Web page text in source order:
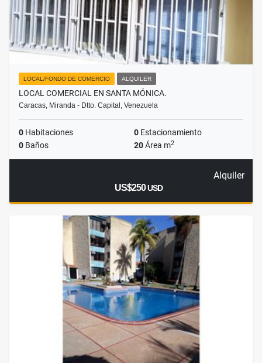
LOCAL/FONDO DE COMERCIO ALQUILER
LOCAL COMERCIAL EN SANTA MÓNICA.
Caracas, Miranda - Dtto. Capital, Venezuela
0 Habitaciones 0 Estacionamiento
0 Baños 20Área m2
Alquiler
US$250USD